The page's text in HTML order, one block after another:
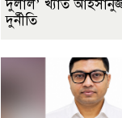
দুলাল’ খ্যাত
দুর্নীতি